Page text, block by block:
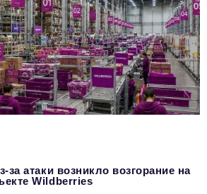
за атаки возникло возгорание на
Wildberries